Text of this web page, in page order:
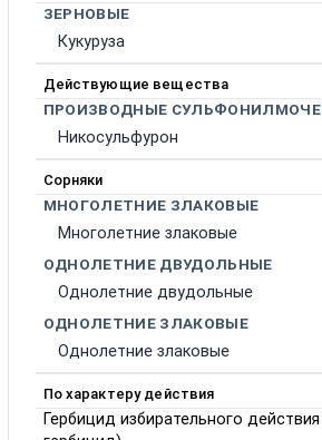
ЗЕРНОВЫЕ
Кукуруза
Действующие вещества
ПРОИЗВОДНЫЕ
Никосульфурон
Сорняки
МНОГОЛЕТНИЕ ЗЛАКОВЫЕ
Многолетние злаковые
ОДНОЛЕТНИЕ ДВУДОЛЬНЫЕ
Однолетние двудольные
ОДНОЛЕТНИЕ ЗЛАКОВЫЕ
Однолетние злаковые
По характеру действия
Гербицид избирательного